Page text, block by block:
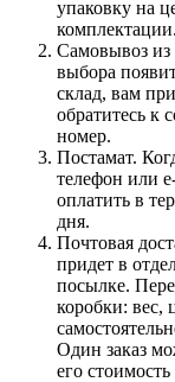
упаковку на
комплектации.
Самовывоз из
выбора
склад, вам
обратитесь к
номер.
Постамат.
телефон или
оплатить в
дня.
Почтовая
придет в
посылке.
коробки: вес,
Один заказ
его